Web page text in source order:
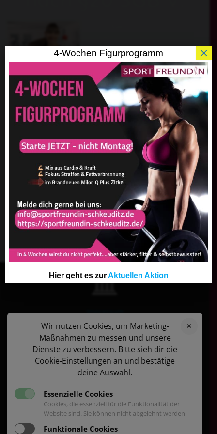
Einrichtungen der Bereiche
Fitness und Physiotherapie
erfolgreich durchgeführt.
DieZen­tra­le Prüf­stel­le Prä­ven­ti­
onhat allebalo­ri®
Prä­ven­ti­ons­
kur­se im Rah­men des § 20 SGB V
geprüft und zer­ti­fi­ziert. Die Kur­se ent­spre­chen somit dem
Deut­schen Stan­dard Prä­ven­ti­on. Dadurch wer­den diebalo­
Prä­ven­ti­ons­kur­se von den gesetz­li­chen Kran­ken­kas­sen
mit bis zu 100% geför­dert.
Zu folgenden Zeiten finden bei unsbalori®
Präventionskurse statt:
Dienstags 10.00 Uhr & 17.00 Uhr – erster Termin
27.06.2018
Jetzt anmelden unter: 034204 / 35 11
04
Impressum
Datenschutzerklärung
Adresse:
Friedrich-Ebert-Straße 8
04435 Schkeuditz
4-Wochen Figurprogramm
Hier geht es zurAktuellen Aktion
×
Wir nutzen Cookies, um Marketing-
Maßnahmen zu messen und unsere
Dienste zu verbessern. Bitte sieh dir die
Cookie-Einstellungen an und bestätige
deine Auswahl.
Essenzielle Cookies
Cookies, die essenziell für die Funktionalität der
Website sind. Sie können nicht abgelehnt werden.
Funktionale Cookies